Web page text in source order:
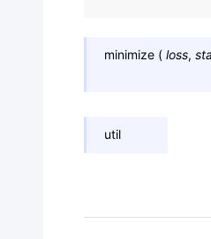
minimize ( loss,
util